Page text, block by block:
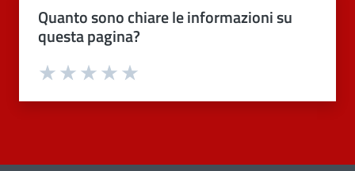
Quanto sono chiare le informazioni su
questa pagina?
Valuta 4 stelle su 5
Valuta 3 stelle su 5
Valuta 2 stelle su 5
Valuta 1 stelle su 5